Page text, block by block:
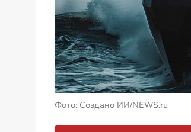
Фото: Создано ИИ/NEWS.ru